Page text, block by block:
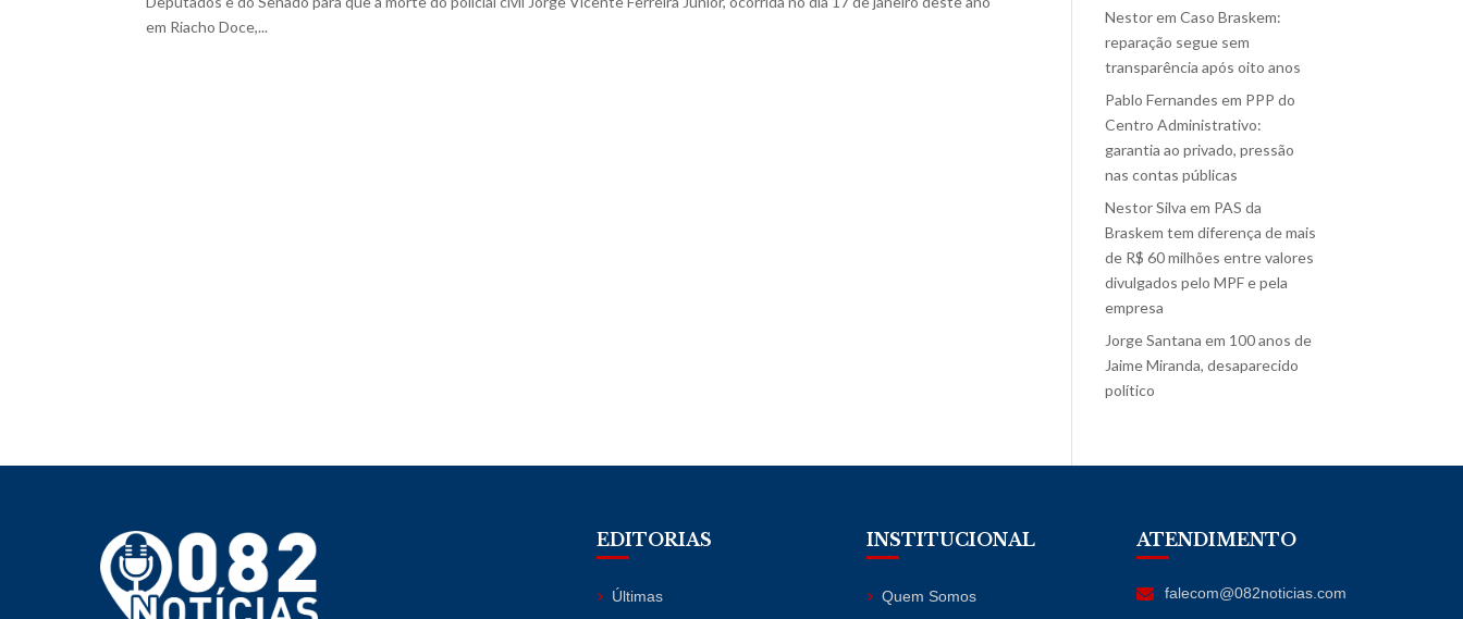
em Riacho Doce,...
NestoremCaso Braskem:
reparação segue sem
transparência após oito anos
Pablo Fernandes em PPP do
Centro Administrativo:
garantia ao privado, pressão
nas contas públicas
Nestor Silva em PAS da
Braskem tem diferença de mais
de R$ 60 milhões entre valores
divulgados pelo MPF e pela
empresa
Jorge Santana em 100 anos de
Jaime Miranda, desaparecido
político
EDITORIAS
Últimas
INSTITUCIONAL
Quem Somos
ATENDIMENTO
falecom@082noticias.com